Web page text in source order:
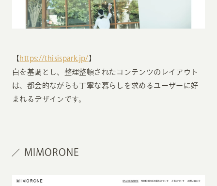
【 https://thisispark.jp/】
白を基調とし、整理整頓されたコンテンツのレイアウト
は、都会的ながらも丁寧な暮らしを求めるユーザーに好
まれるデザインです。
MIMORONE